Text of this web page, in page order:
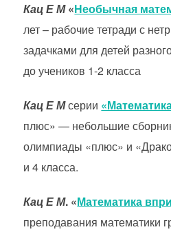
Кац Е М«Необычная
лет – рабочие тетради с
задачками для детей
до учеников 1-2 класса
Кац Е Мсерии
плюс» — небольшие
олимпиады «плюс» и
и 4 класса.
Кац Е М. «Математика
преподавания математики